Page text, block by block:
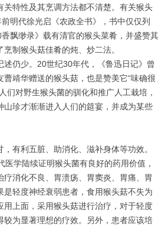
关特性及其烹调方法都不清楚。有关猴头
明代徐光启《农政全书》，书中仅仅列
香飘缈录》载有清官的猴头菜肴，并盛赞其
制猴头菇佳肴的炖、炒二法。
述仍少。20世纪30年代，《鲁迅日记》曾
靖华赠送的猴头菇，也是赞美它“味确很
们对野生猴头菌的驯化和推广人工栽培，
山珍才渐渐进入人们的筵宴，并成为某些
有利五脏、助消化、滋补身体等功效。
医学陆续证明猴头菌有良好的药用价值，
疗消化不良、胃溃疡、胃窦炎、胃痛、胃
是轻度神经衰弱患者，食用猴头菇不失为
用上面，采用猴头菇进行治疗，对于轻度
较为显著理想的疗效。另外，患者应该培